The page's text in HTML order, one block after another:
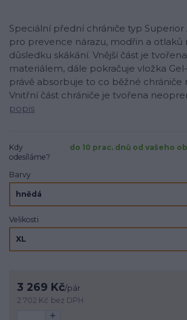
Speciální přední chrániče typ Superior
pro prevence nárazu, modřin a otlaků
důsledku skákání. Vnější část je
materiálem, dále pokračuje vložka
právě absorbuje to co běžné chrániče
Vnitřní část chrániče je tvořena
popis
Kdy
odesíláme?
do 10 prac. dnů od vašeho
Barvy
Velikosti
3 269 Kč/pár
2 702 Kč bez DPH